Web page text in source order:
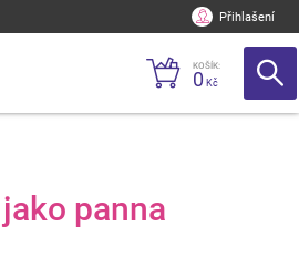
Přihlašení
KOŠÍK:
0 Kč
panna